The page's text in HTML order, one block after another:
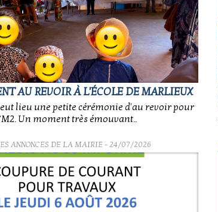
AU REVOIR À L'ÉCOLE DE MARLIEUX
lieu une petite cérémonie d'au revoir pour
Un moment très émouvant..
ANNONCES DE LA MAIRIE- 24/07/2026